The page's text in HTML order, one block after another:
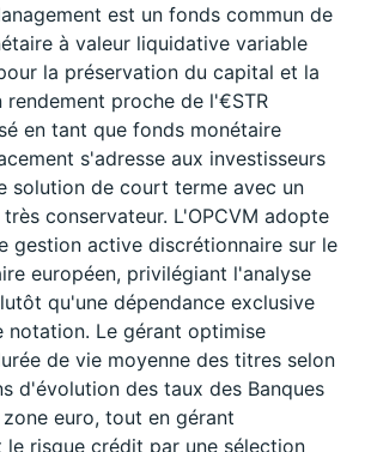
est un fonds commun de
à valeur liquidative variable
la préservation du capital et la
rendement proche de l'€STR
en tant que fonds monétaire
s'adresse aux investisseurs
solution de court terme avec un
conservateur. L'OPCVM adopte
gestion active discrétionnaire sur le
européen, privilégiant l'analyse
qu'une dépendance exclusive
notation. Le gérant optimise
de vie moyenne des titres selon
d'évolution des taux des Banques
euro, tout en gérant
le risque crédit par une sélection